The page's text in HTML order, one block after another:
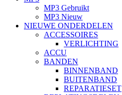
MP3 Gebruikt
MP3 Nieuw
NIEUWE ONDERDELEN
ACCESSOIRES
VERLICHTING
ACCU
BANDEN
BINNENBAND
BUITENBAND
REPARATIESET